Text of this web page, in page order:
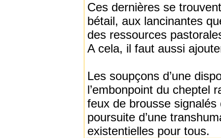
Ces dernières se
bétail, aux lancinantes
des ressources
A cela, il faut aussi
Les soupçons d’une
l’embonpoint du cheptel
feux de brousse
poursuite d’une
existentielles pour tous.